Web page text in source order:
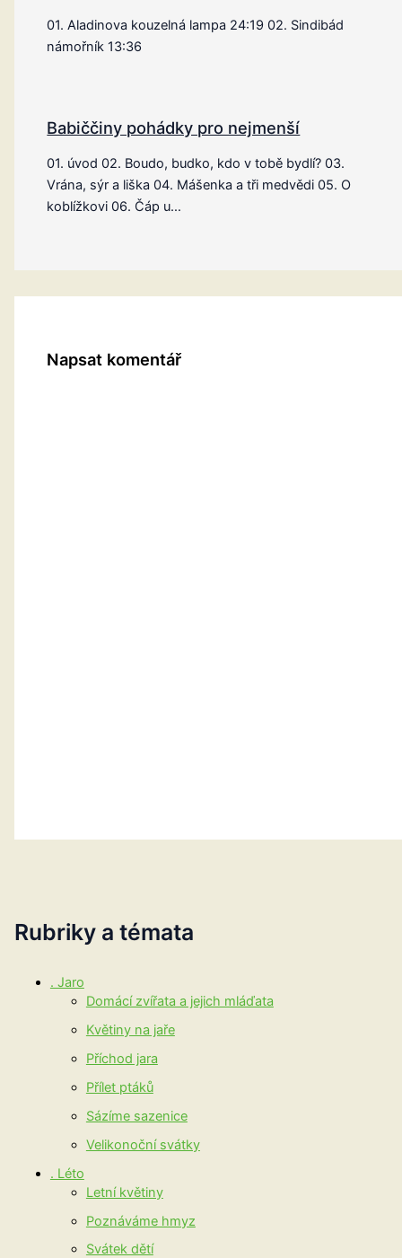
Rubriky a témata
. Jaro
Domácí zvířata a jejich mláďata
Květiny na jaře
Příchod jara
Přílet ptáků
Sázíme sazenice
Velikonoční svátky
. Léto
Letní květiny
Poznáváme hmyz
Svátek dětí
01. Aladinova kouzelná lampa 24:19 02. Sindibád
námořník 13:36
Babiččiny pohádky pro nejmenší
01. úvod 02. Boudo, budko, kdo v tobě bydlí? 03.
Vrána, sýr a liška 04. Mášenka a tři medvědi 05. O
koblížkovi 06. Čáp u…
Napsat komentář